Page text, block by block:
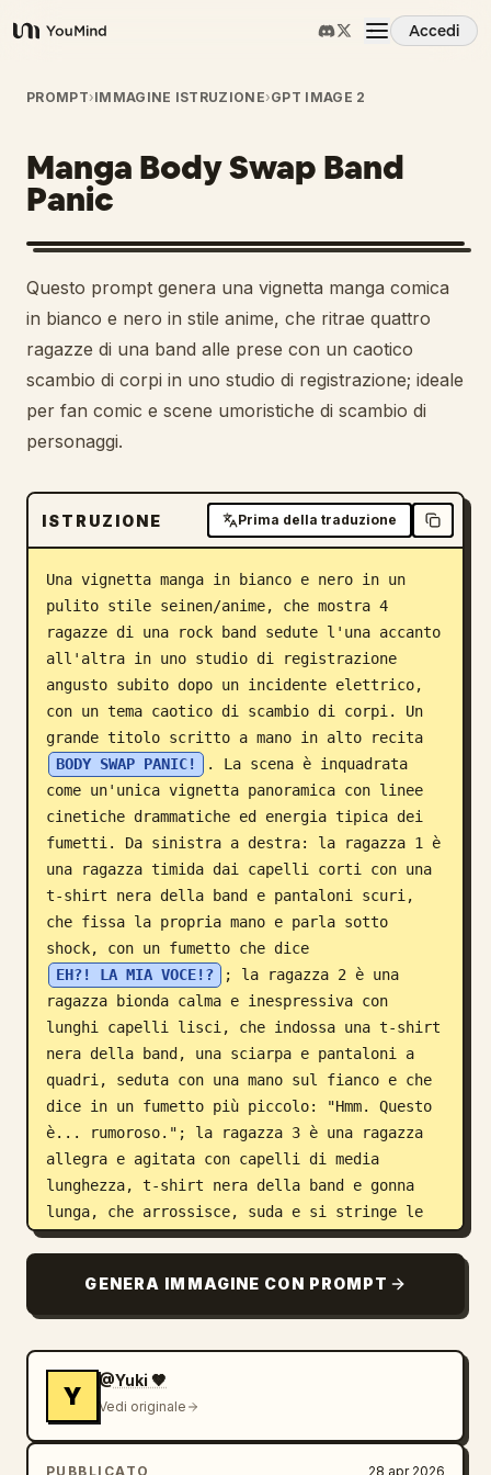
YouMind
Accedi
Panoramica
Casi d'uso
Abilità
Prompt
Prezzi
Scarica
Blog
Aggiornamenti
PROMPT›IMMAGINE ISTRUZIONE›GPT IMAGE 2
Manga Body Swap Band
Panic
Questo prompt genera una vignetta manga comica
in bianco e nero in stile anime, che ritrae quattro
ragazze di una band alle prese con un caotico
scambio di corpi in uno studio di registrazione; ideale
per fan comic e scene umoristiche di scambio di
personaggi.
ISTRUZIONE Prima della traduzione
Una vignetta manga in bianco e nero in un
pulito stile seinen/anime, che mostra 4
ragazze di una rock band sedute l'una accanto
all'altra in uno studio di registrazione
angusto subito dopo un incidente elettrico,
con un tema caotico di scambio di corpi. Un
grande titolo scritto a mano in alto recita
BODY SWAP PANIC!
. La scena è inquadrata
come un'unica vignetta panoramica con linee
cinetiche drammatiche ed energia tipica dei
fumetti. Da sinistra a destra: la ragazza 1 è
una ragazza timida dai capelli corti con una
t-shirt nera della band e pantaloni scuri,
che fissa la propria mano e parla sotto
shock, con un fumetto che dice
EH?! LA MIA VOCE!?
; la ragazza 2 è una
ragazza bionda calma e inespressiva con
lunghi capelli lisci, che indossa una t-shirt
nera della band, una sciarpa e pantaloni a
quadri, seduta con una mano sul fianco e che
dice in un fumetto più piccolo: "Hmm. Questo
è... rumoroso."; la ragazza 3 è una ragazza
allegra e agitata con capelli di media
lunghezza, t-shirt nera della band e gonna
lunga, che arrossisce, suda e si stringe le
mani vicino alla bocca, con un grande fumetto
ragazza 4 è una ragazza dai capelli lunghi
con una felpa con zip e una gonna, seduta
occhi serrati, che si lamenta in un fumetto
alto che dice
IL CORPO DI BOCCHI-CHAN È COSÌ... STRETTO!
Tutte e 4 le ragazze hanno piccole icone
GENERA IMMAGINE CON PROMPT
Y
@Yuki 🤎
Vedi originale
PUBBLICATO 28 apr 2026